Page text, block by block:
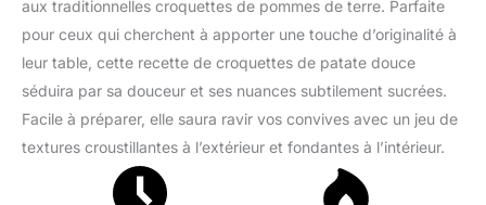
aux traditionnelles croquettes de pommes de terre. Parfaite
pour ceux qui cherchent à apporter une touche d’originalité à
leur table, cette recette de croquettes de patate douce
séduira par sa douceur et ses nuances subtilement sucrées.
Facile à préparer, elle saura ravir vos convives avec un jeu de
textures croustillantes à l’extérieur et fondantes à l’intérieur.